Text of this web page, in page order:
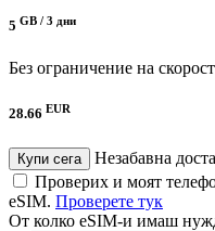
5 GB / 3 дни
Без ограничение на
28.66 EUR
Купи сега
Незабавна
Проверих и моят
eSIM. Проверете тук
От колко eSIM-и имаш